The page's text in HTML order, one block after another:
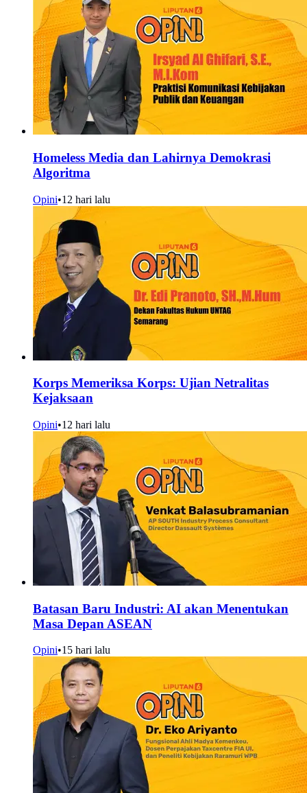
Homeless Media dan Lahirnya Demokrasi
Algoritma
Opini•12 hari lalu
Korps Memeriksa Korps: Ujian Netralitas
Kejaksaan
Opini•12 hari lalu
Batasan Baru Industri: AI akan Menentukan
Masa Depan ASEAN
Opini•15 hari lalu